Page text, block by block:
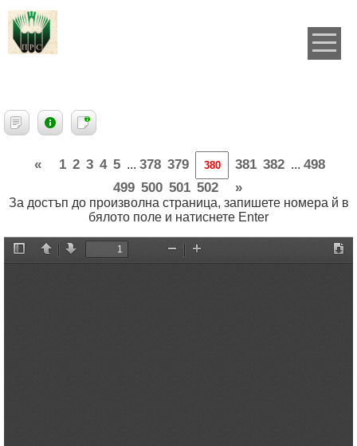
« 1 2 3 4 5 ... 378 379 381 382 ... 498
499 500 501 502 »
За достъп до произволна страница, запишете номера й в
бялото поле и натиснете Enter